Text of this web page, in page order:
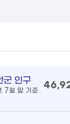
군 인구
7월 말 기준